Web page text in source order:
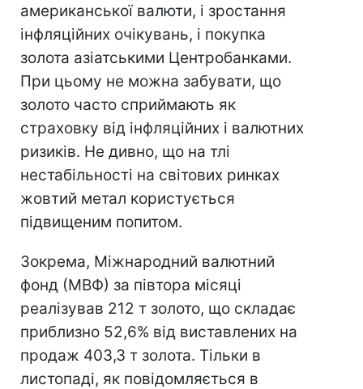
американської валюти, і зростання
інфляційних очікувань, і покупка
золота азіатськими Центробанками.
При цьому не можна забувати, що
золото часто сприймають як
страховку від інфляційних і валютних
ризиків. Не дивно, що на тлі
нестабільності на світових ринках
жовтий метал користується
підвищеним попитом.
Зокрема, Міжнародний валютний
фонд (МВФ) за півтора місяці
реалізував 212 т золото, що складає
приблизно 52,6% від виставлених на
продаж 403,3 т золота. Тільки в
листопаді, як повідомляється в